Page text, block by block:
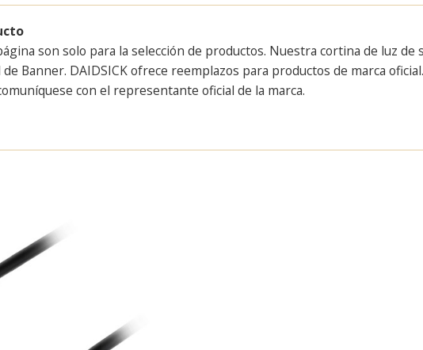
son solo para la selección de productos. Nuestra cortina de luz
Banner. DAIDSICK ofrece reemplazos para productos de marca
con el representante oficial de la marca.